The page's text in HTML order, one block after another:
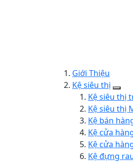
Giới Thiệu
Kệ siêu thị
Kệ siêu thị
Kệ siêu thị
Kệ bán
Kệ cửa
Kệ cửa
Kệ đựng